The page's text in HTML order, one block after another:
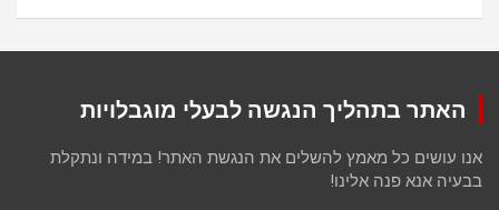
האתר בתהליך הנגשה לבעלי מוגבלויות
אנו עושים כל מאמץ להשלים את הנגשת האתר! במידה ונתקלת
בבעיה אנא פנה אלינו!